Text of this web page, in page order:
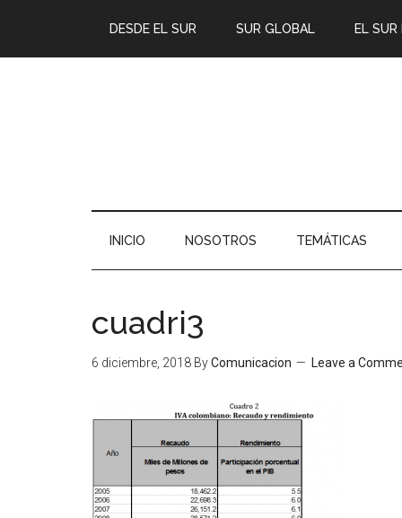
DESDE EL SUR SUR GLOBAL EL SUR
INICIO NOSOTROS TEMÁTICAS
cuadri3
6 diciembre, 2018 ByComunicacion Leave a